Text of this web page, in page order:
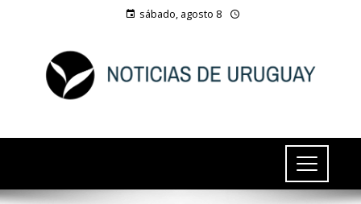
sábado, agosto 8